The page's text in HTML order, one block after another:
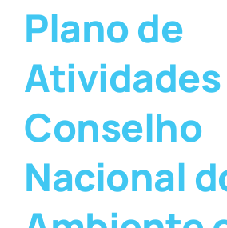
Plano de
Conselho
Nacional